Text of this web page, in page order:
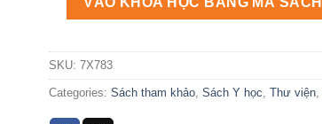
SKU: 7X783
Categories: Sách tham khảo, Sách Y học, Thư viện,